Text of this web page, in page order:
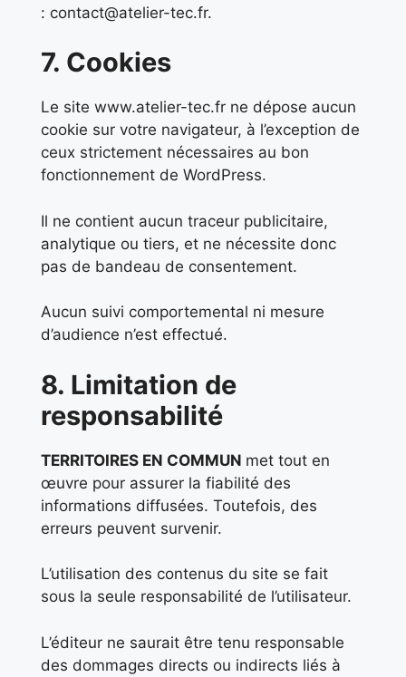
: contact@atelier-tec.fr.
7. Cookies
Le site www.atelier-tec.fr ne dépose aucun
cookie sur votre navigateur, à l’exception de
ceux strictement nécessaires au bon
fonctionnement de WordPress.
Il ne contient aucun traceur publicitaire,
analytique ou tiers, et ne nécessite donc
pas de bandeau de consentement.
Aucun suivi comportemental ni mesure
d’audience n’est effectué.
8. Limitation de
responsabilité
TERRITOIRES EN COMMUN met tout en
œuvre pour assurer la fiabilité des
informations diffusées. Toutefois, des
erreurs peuvent survenir.
L’utilisation des contenus du site se fait
sous la seule responsabilité de l’utilisateur.
L’éditeur ne saurait être tenu responsable
des dommages directs ou indirects liés à